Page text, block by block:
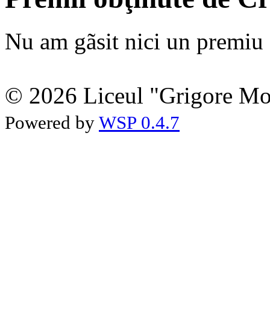
Nu am gãsit nici un premiu
© 2026 Liceul "Grigore
Powered by WSP 0.4.7